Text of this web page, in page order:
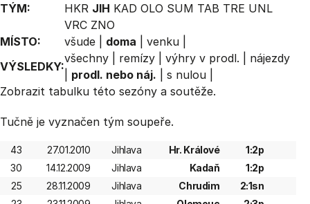
TÝM:
HKR JIH KAD OLO SUM TAB TRE UNL
VRC ZNO
MÍSTO:
všude doma venku
VÝSLEDKY:
všechny remízy výhry v prodl.
nájezdy
prodl. nebo náj. s nulou
Zobrazit tabulku této sezóny a soutěže.
Tučně je vyznačen tým soupeře.
43 27.01.2010 Jihlava Hr. Králové
1:2p
30
14.12.2009 Jihlava Kadaň
1:2p
25
28.11.2009 Jihlava Chrudim
2:1sn